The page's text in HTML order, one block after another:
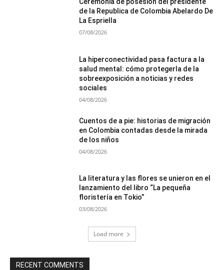
de la Republica de Colombia Abelardo De
La Espriella
07/08/2026
La hiperconectividad pasa factura a la
salud mental: cómo protegerla de la
sobreexposición a noticias y redes
sociales
04/08/2026
Cuentos de a pie: historias de migración
en Colombia contadas desde la mirada
de los niños
04/08/2026
La literatura y las flores se unieron en el
lanzamiento del libro “La pequeña
floristería en Tokio”
03/08/2026
Load more
RECENT COMMENTS